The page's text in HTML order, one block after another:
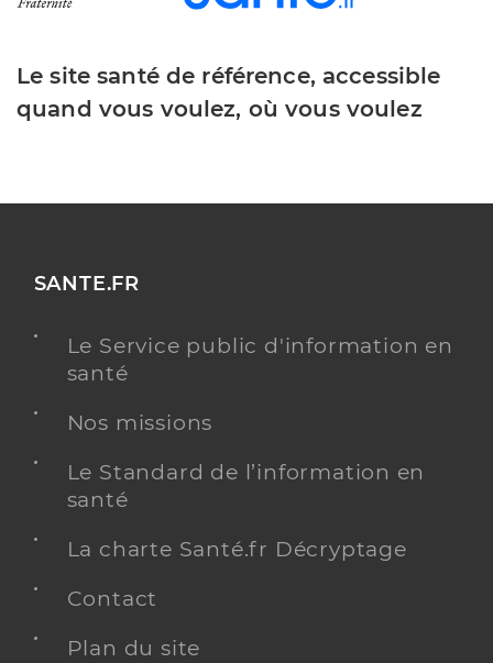
Le site santé de référence, accessible
quand vous voulez, où vous voulez
SANTE.FR
Le Service public d'information en
santé
Nos missions
Le Standard de l’information en
santé
La charte Santé.fr Décryptage
Contact
Plan du site